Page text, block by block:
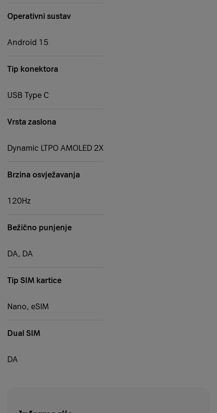
Operativni sustav
Android 15
Tip konektora
USB Type C
Vrsta zaslona
Dynamic LTPO AMOLED 2X
Brzina osvježavanja
120Hz
Bežično punjenje
DA, DA
Tip SIM kartice
Nano, eSIM
Dual SIM
DA